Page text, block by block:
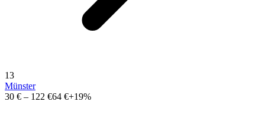
13
Münster
30 € – 122 €64 €+19%